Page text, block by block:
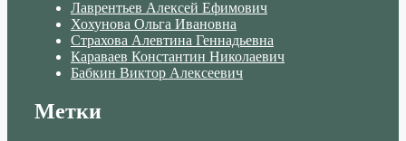
Лаврентьев Алексей Ефимович
Хохунова Ольга Ивановна
Страхова Алевтина Геннадьевна
Караваев Константин Николаевич
Бабкин Виктор Алексеевич
Метки